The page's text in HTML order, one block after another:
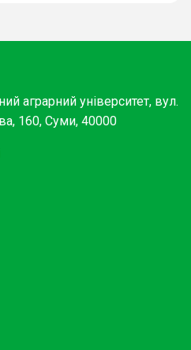
аграрний університет, вул.
160, Суми, 40000